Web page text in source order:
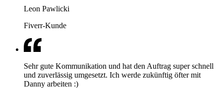
Leon Pawlicki
Fiverr-Kunde
Sehr gute Kommunikation und hat den Auftrag super schnell
und zuverlässig umgesetzt. Ich werde zukünftig öfter mit
Danny arbeiten :)